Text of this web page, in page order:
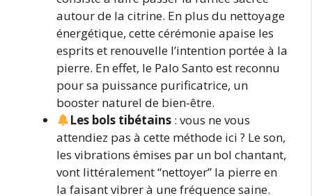
autour de la citrine. En plus du nettoyage
énergétique, cette cérémonie apaise les
esprits et renouvelle l’intention portée à la
pierre. En effet, le Palo Santo est reconnu
pour sa puissance purificatrice, un
booster naturel de bien-être.
Les bols tibétains : vous ne vous
attendiez pas à cette méthode ici ? Le son,
les vibrations émises par un bol chantant,
vont littéralement “nettoyer” la pierre en
la faisant vibrer à une fréquence saine.